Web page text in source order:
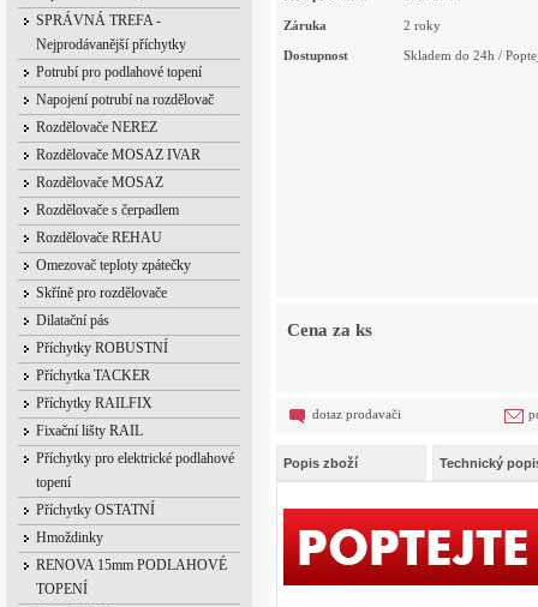
SPRÁVNÁ TREFA -
Nejprodávanější příchytky
Potrubí pro podlahové topení
Napojení potrubí na rozdělovač
Rozdělovače NEREZ
Rozdělovače MOSAZ IVAR
Rozdělovače MOSAZ
Rozdělovače s čerpadlem
Rozdělovače REHAU
Omezovač teploty zpátečky
Skříně pro rozdělovače
Dilatační pás
Příchytky ROBUSTNÍ
Příchytka TACKER
Příchytky RAILFIX
Fixační lišty RAIL
Příchytky pro elektrické podlahové
topení
Příchytky OSTATNÍ
Hmoždinky
RENOVA 15mm PODLAHOVÉ
TOPENÍ
Záruka 2 roky
Dostupnost Skladem do 24h /
Cena za ks
dotaz prodavači
Popis zboží Technický